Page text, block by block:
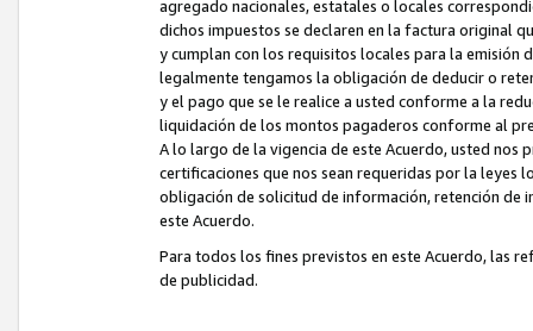
agregado nacionales, estatales o locales
dichos impuestos se declaren en la factura original
y cumplan con los requisitos locales para la emisión
legalmente tengamos la obligación de deducir o
y el pago que se le realice a usted conforme a la
liquidación de los montos pagaderos conforme al
A lo largo de la vigencia de este Acuerdo, usted
certificaciones que nos sean requeridas por la leyes
obligación de solicitud de información, retención de
este Acuerdo.
Para todos los fines previstos en este Acuerdo, las
de publicidad.